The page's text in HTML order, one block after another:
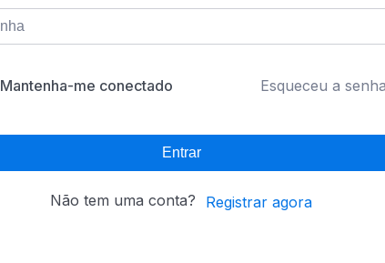
Mantenha-me conectado Esqueceu a
Entrar
Não tem uma conta? Registrar agora